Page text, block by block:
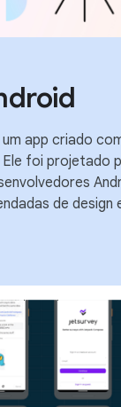
app criado
foi projetado
de design